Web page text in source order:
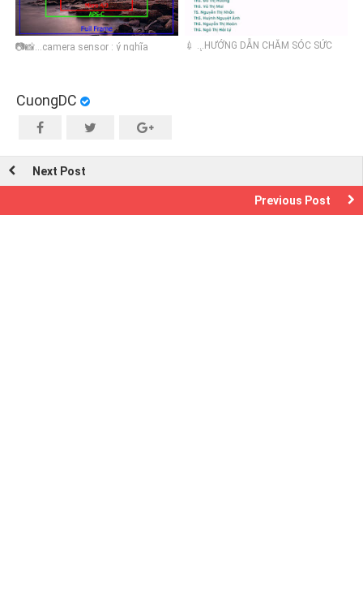
📷📸...camera sensor : ý nghĩa
💉 ...HƯỚNG DẪN CHĂM SÓC SỨC
CuongDC
Next Post
Previous Post